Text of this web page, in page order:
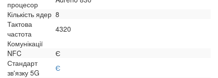
процесор
Кількість ядер 8
Тактова
частота
4320
Комунікації
NFC
Є
Стандарт
зв'язку 5G
Є